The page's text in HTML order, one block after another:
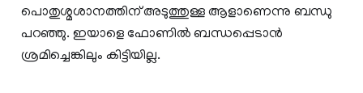
പൊതുശ്മശാനത്തിന് അടുത്തുള്ള ആളാണെന്നു ബന്ധു
പറഞ്ഞു. ഇയാളെ ഫോണിൽ ബന്ധപ്പെടാൻ
ശ്രമിച്ചെങ്കിലും കിട്ടിയില്ല.